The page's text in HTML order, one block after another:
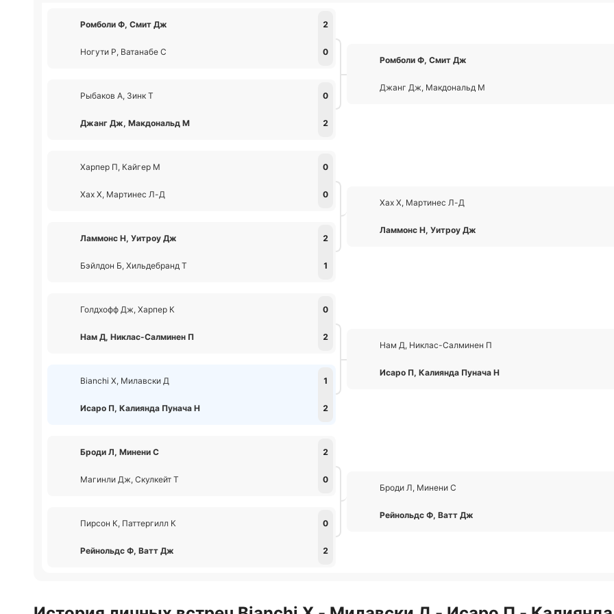
Ромболи Ф, Смит Дж 2
Ногути Р, Ватанабе С 0
Рыбаков А, Зинк Т 0
Джанг Дж, Макдональд М 2
Харпер П, Кайгер М 0
Хах Х, Мартинес Л-Д 0
Ламмонс Н, Уитроу Дж 2
Бэйлдон Б, Хильдебранд Т 1
Голдхофф Дж, Харпер К 0
Нам Д, Никлас-Салминен П 2
Bianchi Х, Милавски Д 1
Исаро П, Калиянда Пунача Н 2
Броди Л, Минени С 2
Магинли Дж, Скулкейт Т 0
Пирсон К, Паттергилл К 0
Рейнольдс Ф, Ватт Дж 2
Ромболи Ф, Смит Дж
Джанг Дж, Макдональд М
Хах Х, Мартинес Л-Д
Ламмонс Н, Уитроу Дж
Нам Д, Никлас-Салминен П
Исаро П, Калиянда Пунача Н
Броди Л, Минени С
Рейнольдс Ф, Ватт Дж